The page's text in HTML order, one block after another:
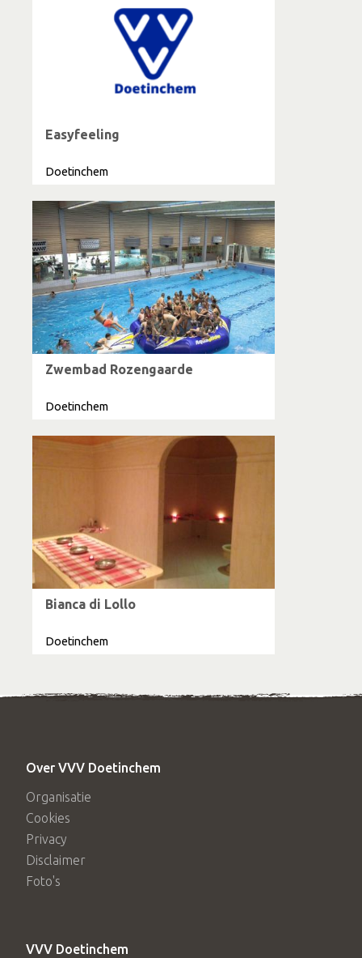
Easyfeeling
Doetinchem
Zwembad Rozengaarde
Doetinchem
Bianca di Lollo
Doetinchem
Over VVV Doetinchem
Organisatie
Cookies
Privacy
Disclaimer
Foto's
VVV Doetinchem